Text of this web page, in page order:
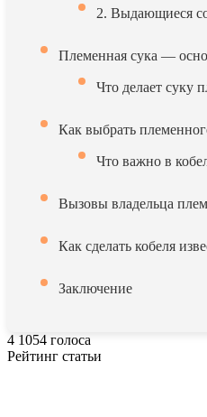
2. Выдающиеся
Племенная сука —
Что делает суку
Как выбрать
Что важно в
Вызовы владельца
Как сделать кобеля
Заключение
4 1054 голоса
Рейтинг статьи